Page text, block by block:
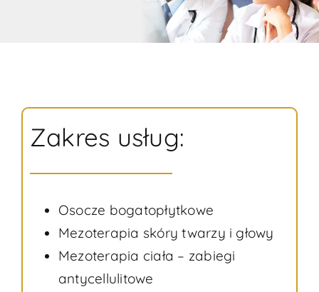
Zakres usług:
Osocze bogatopłytkowe
Mezoterapia skóry twarzy i głowy
Mezoterapia ciała – zabiegi
antycellulitowe